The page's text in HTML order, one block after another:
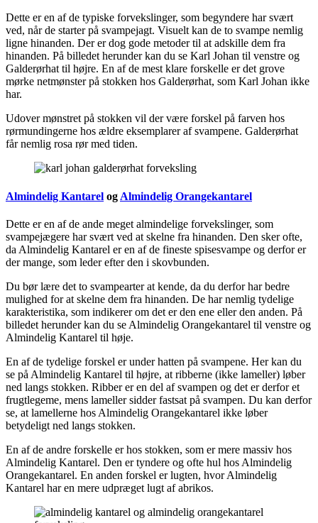
Dette er en af de typiske forvekslinger, som begyndere har svært
ved, når de starter på svampejagt. Visuelt kan de to svampe nemlig
ligne hinanden. Der er dog gode metoder til at adskille dem fra
hinanden. På billedet herunder kan du se Karl Johan til venstre og
Galderørhat til højre. En af de mest klare forskelle er det grove
mørke netmønster på stokken hos Galderørhat, som Karl Johan ikke
har.
Udover mønstret på stokken vil der være forskel på farven hos
rørmundingerne hos ældre eksemplarer af svampene. Galderørhat
får nemlig rosa rør med tiden.
Almindelig Kantarel og Almindelig Orangekantarel
Dette er en af de ande meget almindelige forvekslinger, som
svampejægere har svært ved at skelne fra hinanden. Den sker ofte,
da Almindelig Kantarel er en af de fineste spisesvampe og derfor er
der mange, som leder efter den i skovbunden.
Du bør lære det to svampearter at kende, da du derfor har bedre
mulighed for at skelne dem fra hinanden. De har nemlig tydelige
karakteristika, som indikerer om det er den ene eller den anden. På
billedet herunder kan du se Almindelig Orangekantarel til venstre og
Almindelig Kantarel til høje.
En af de tydelige forskel er under hatten på svampene. Her kan du
se på Almindelig Kantarel til højre, at ribberne (ikke lameller) løber
ned langs stokken. Ribber er en del af svampen og det er derfor et
frugtlegeme, mens lameller sidder fastsat på svampen. Du kan derfor
se, at lamellerne hos Almindelig Orangekantarel ikke løber
betydeligt ned langs stokken.
En af de andre forskelle er hos stokken, som er mere massiv hos
Almindelig Kantarel. Den er tyndere og ofte hul hos Almindelig
Orangekantarel. En anden forskel er lugten, hvor Almindelig
Kantarel har en mere udpræget lugt af abrikos.